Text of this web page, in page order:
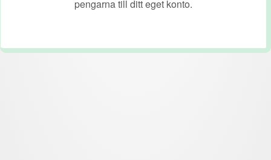
pengarna till ditt eget konto.